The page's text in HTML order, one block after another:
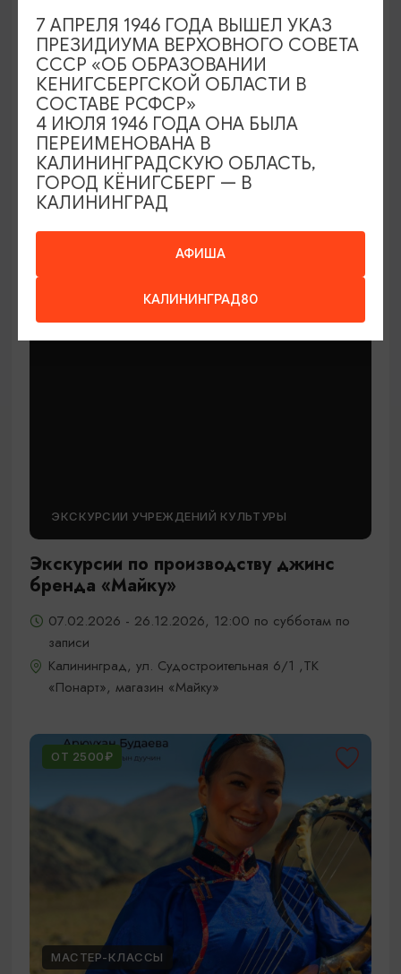
МАСТЕР-КЛАССЫ
Мастер-классы по керамике Елены
Бодяковой
Калининград, ул. Баранова, 45
ЭКСКУРСИИ УЧРЕЖДЕНИЙ КУЛЬТУРЫ
Экскурсии по производству джинс
бренда «Майку»
07.02.2026 - 26.12.2026, 12:00 по субботам по
записи
Калининград, ул. Судостроительная 6/1 ,ТК
«Понарт», магазин «Майку»
ОТ 2500₽
МАСТЕР-КЛАССЫ
АФИША
КАЛИНИНГРАД80
7 АПРЕЛЯ 1946 ГОДА ВЫШЕЛ УКАЗ
ПРЕЗИДИУМА ВЕРХОВНОГО СОВЕТА
СССР «ОБ ОБРАЗОВАНИИ
КЕНИГСБЕРГСКОЙ ОБЛАСТИ В
СОСТАВЕ РСФСР»
4 ИЮЛЯ 1946 ГОДА ОНА БЫЛА
ПЕРЕИМЕНОВАНА В
КАЛИНИНГРАДСКУЮ ОБЛАСТЬ,
ГОРОД КЁНИГСБЕРГ — В
КАЛИНИНГРАД